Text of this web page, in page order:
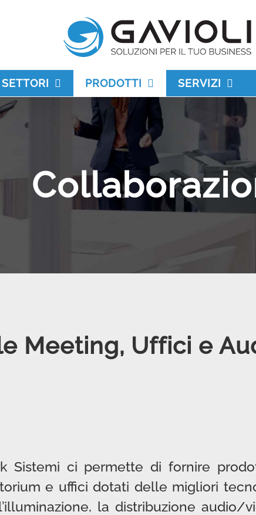
SETTORI PRODOTTI SERVIZI
Meeting, Uffici e
Sistemi ci permette di fornire
e uffici dotati delle migliori
la distribuzione